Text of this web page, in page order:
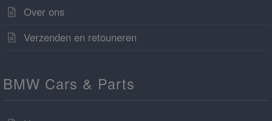
Over ons
Verzenden en retouneren
BMW Cars & Parts